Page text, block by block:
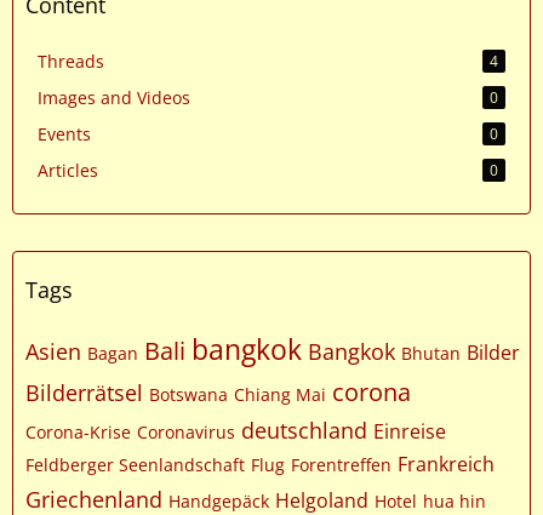
Threads 4
Images and Videos 0
Events 0
Articles 0
Tags
Asien Bagan Bali bangkok Bangkok Bhutan Bilder
Bilderrätsel Botswana Chiang Mai corona
Corona-Krise Coronavirus deutschland Einreise
Feldberger Seenlandschaft Flug Forentreffen Frankreich
Griechenland Handgepäck Helgoland Hotel hua hin